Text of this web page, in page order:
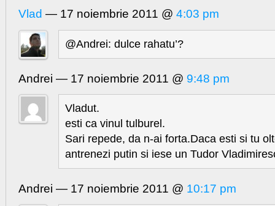
Vlad — 17 noiembrie 2011 @ 4:03 pm
@Andrei: dulce rahatu’?
Andrei — 17 noiembrie 2011 @ 9:48 pm
Vladut.
esti ca vinul tulburel.
Sari repede, da n-ai forta.Daca esti si tu
antrenezi putin si iese un Tudor
Andrei — 17 noiembrie 2011 @ 10:17 pm